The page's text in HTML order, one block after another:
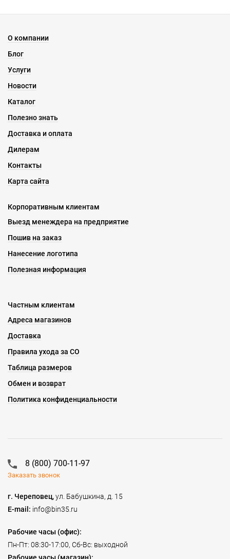
О компании
Блог
Услуги
Новости
Каталог
Полезно знать
Доставка и оплата
Дилерам
Контакты
Карта сайта
Корпоративным клиентам
Выезд менеждера на предприятие
Пошив на заказ
Нанесение логотипа
Полезная информация
Частным клиентам
Адреса магазинов
Доставка
Правила ухода за СО
Таблица размеров
Обмен и возврат
Политика конфиденциальности
8 (800) 700-11-97
Заказать звонок
г. Череповец,ул. Бабушкина, д. 15
E-mail: info@bin35.ru
Рабочие часы (офис):
Пн-Пт: 08:30-17:00, Сб-Вс: выходной